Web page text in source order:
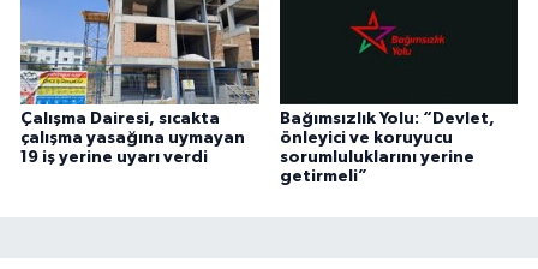
Çalışma Dairesi, sıcakta
çalışma yasağına uymayan
19 iş yerine uyarı verdi
Bağımsızlık Yolu: “Devlet,
önleyici ve koruyucu
sorumluluklarını yerine
getirmeli”